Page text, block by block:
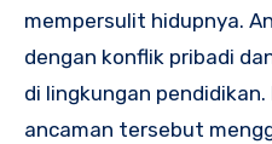
mempersulit hidupnya.
dengan konflik pribadi
di lingkungan pendidikan.
ancaman tersebut